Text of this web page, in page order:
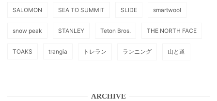
SALOMON SEA TO SUMMIT SLIDE smartwool
snow peak STANLEY Teton Bros. THE NORTH FACE
TOAKS trangia トレラン ランニング 山と道
ARCHIVE